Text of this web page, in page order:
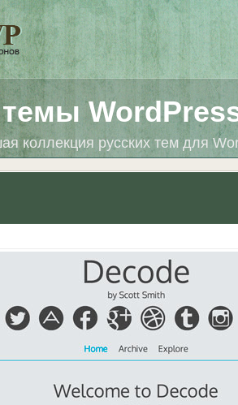
темы
коллекция русских тем для